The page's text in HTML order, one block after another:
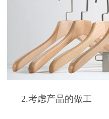
2.考虑产品的做工